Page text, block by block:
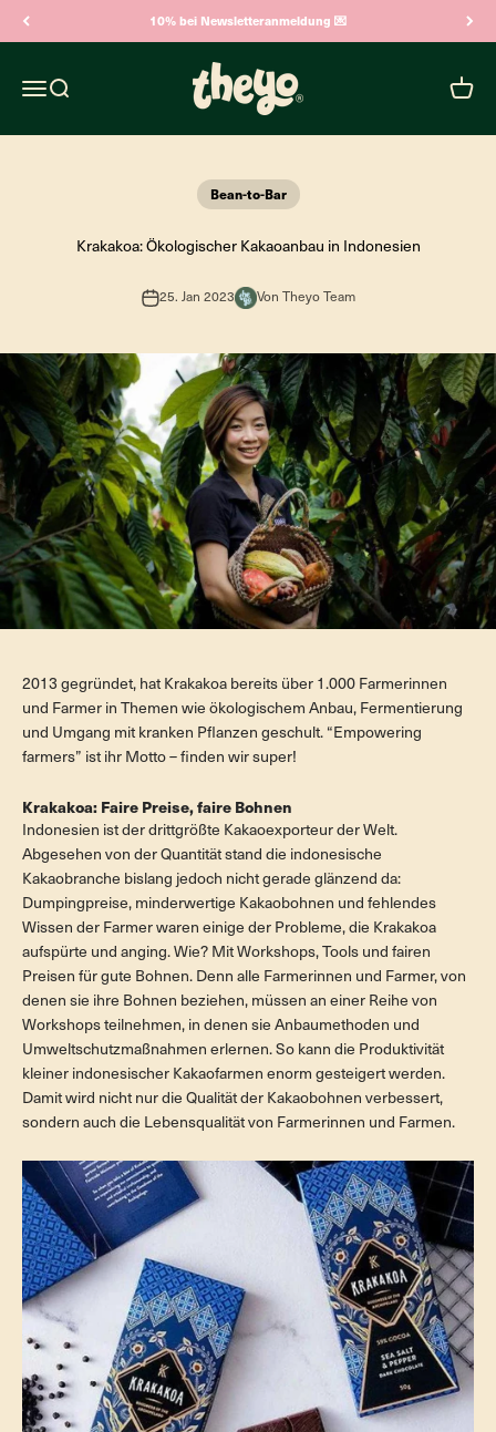
10% bei Newsletteranmeldung 💌
Navigationsmenü öffnen
Suche öffnen
Theyo
Bean-to-Bar
Krakakoa: Ökologischer Kakaoanbau in Indonesien
25. Jan 2023 Von Theyo Team
2013 gegründet, hat Krakakoa bereits über 1.000 Farmerinnen
und Farmer in Themen wie ökologischem Anbau, Fermentierung
und Umgang mit kranken Pflanzen geschult. “Empowering
farmers” ist ihr Motto – finden wir super!
Krakakoa: Faire Preise, faire Bohnen
Indonesien ist der drittgrößte Kakaoexporteur der Welt.
Abgesehen von der Quantität stand die indonesische
Kakaobranche bislang jedoch nicht gerade glänzend da:
Dumpingpreise, minderwertige Kakaobohnen und fehlendes
Wissen der Farmer waren einige der Probleme, die Krakakoa
aufspürte und anging. Wie? Mit Workshops, Tools und fairen
Preisen für gute Bohnen. Denn alle Farmerinnen und Farmer, von
denen sie ihre Bohnen beziehen, müssen an einer Reihe von
Workshops teilnehmen, in denen sie Anbaumethoden und
Umweltschutzmaßnahmen erlernen. So kann die Produktivität
kleiner indonesischer Kakaofarmen enorm gesteigert werden.
Damit wird nicht nur die Qualität der Kakaobohnen verbessert,
sondern auch die Lebensqualität von Farmerinnen und Farmen.